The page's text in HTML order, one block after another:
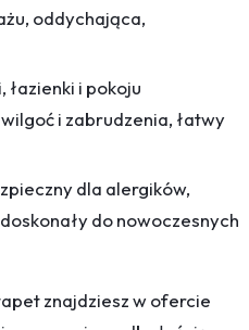
oddychająca,
łazienki i pokoju
i zabrudzenia, łatwy
dla alergików,
do nowoczesnych
znajdziesz w ofercie